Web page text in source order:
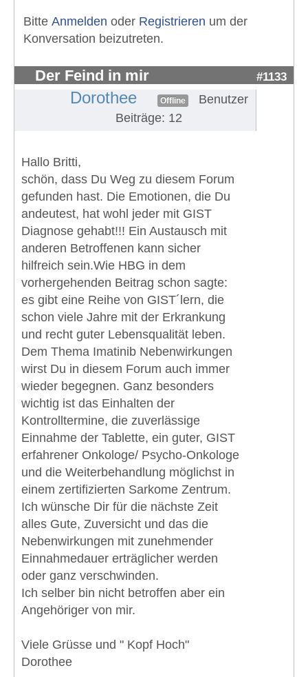
Bitte Anmelden oder Registrieren um der
Konversation beizutreten.
Der Feind in mir #1133
Dorothee Offline
Benutzer
Beiträge: 12
Hallo Britti,
schön, dass Du Weg zu diesem Forum
gefunden hast. Die Emotionen, die Du
andeutest, hat wohl jeder mit GIST
Diagnose gehabt!!! Ein Austausch mit
anderen Betroffenen kann sicher
hilfreich sein.Wie HBG in dem
vorhergehenden Beitrag schon sagte:
es gibt eine Reihe von GIST´lern, die
schon viele Jahre mit der Erkrankung
und recht guter Lebensqualität leben.
Dem Thema Imatinib Nebenwirkungen
wirst Du in diesem Forum auch immer
wieder begegnen. Ganz besonders
wichtig ist das Einhalten der
Kontrolltermine, die zuverlässige
Einnahme der Tablette, ein guter, GIST
erfahrener Onkologe/ Psycho-Onkologe
und die Weiterbehandlung möglichst in
einem zertifizierten Sarkome Zentrum.
Ich wünsche Dir für die nächste Zeit
alles Gute, Zuversicht und das die
Nebenwirkungen mit zunehmender
Einnahmedauer erträglicher werden
oder ganz verschwinden.
Ich selber bin nicht betroffen aber ein
Angehöriger von mir.
Viele Grüsse und " Kopf Hoch"
Dorothee